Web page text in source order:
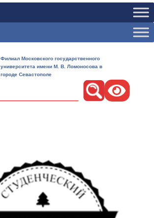
Филиал Московского государственного
университета имени М. В. Ломоносова в
городе Севастополе